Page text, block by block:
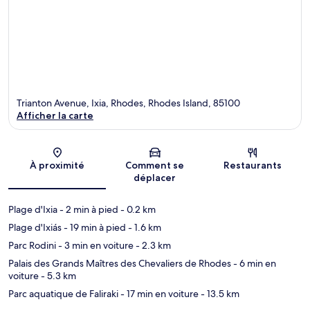
Carte
Trianton Avenue, Ixia, Rhodes, Rhodes Island, 85100
Afficher la carte
À proximité
Comment se
déplacer
Restaurants
Plage d'Ixia- 2 min à pied - 0.2 km
Plage d'Ixiás- 19 min à pied - 1.6 km
Parc Rodini- 3 min en voiture- 2.3 km
Palais des Grands Maîtres des Chevaliers de Rhodes- 6 min en
voiture- 5.3 km
Parc aquatique de Faliraki- 17 min en voiture- 13.5 km